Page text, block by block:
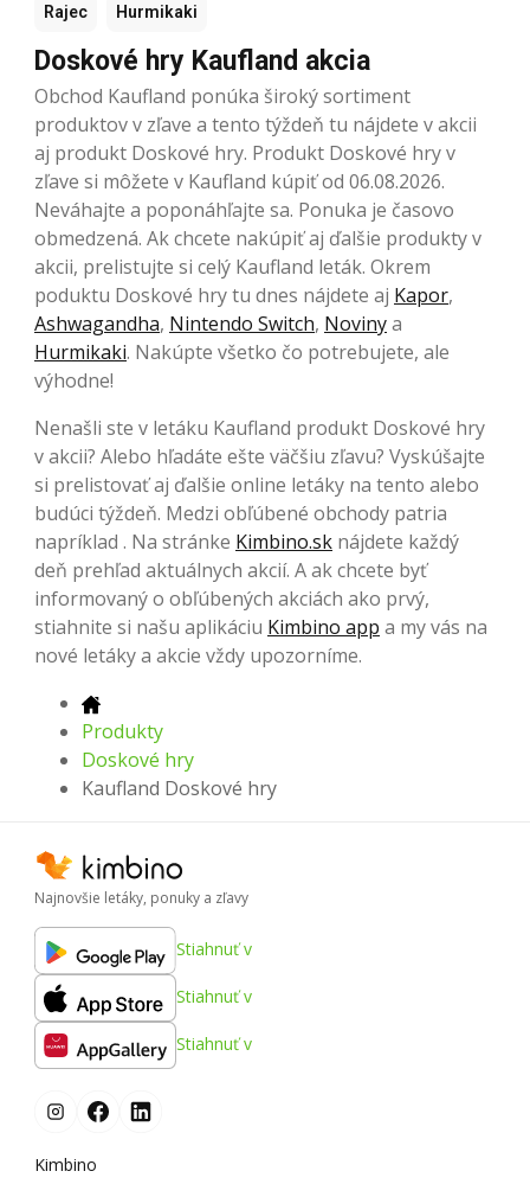
Rajec Hurmikaki
Doskové hry Kaufland akcia
Obchod Kaufland ponúka široký sortiment
produktov v zľave a tento týždeň tu nájdete v akcii
aj produkt Doskové hry. Produkt Doskové hry v
zľave si môžete v Kaufland kúpiť od 06.08.2026.
Neváhajte a poponáhľajte sa. Ponuka je časovo
obmedzená. Ak chcete nakúpiť aj ďalšie produkty v
akcii, prelistujte si celý Kaufland leták. Okrem
poduktu Doskové hry tu dnes nájdete aj Kapor,
Ashwagandha, Nintendo Switch, Novinya
Hurmikaki. Nakúpte všetko čo potrebujete, ale
výhodne!
Nenašli ste v letáku Kaufland produkt Doskové hry
v akcii? Alebo hľadáte ešte väčšiu zľavu? Vyskúšajte
si prelistovať aj ďalšie online letáky na tento alebo
budúci týždeň. Medzi obľúbené obchody patria
napríklad . Na stránke Kimbino.sk nájdete každý
deň prehľad aktuálnych akcií. A ak chcete byť
informovaný o obľúbených akciách ako prvý,
stiahnite si našu aplikáciu Kimbino app a my vás na
nové letáky a akcie vždy upozorníme.
Produkty
Doskové hry
Kaufland Doskové hry
Najnovšie letáky, ponuky a zľavy
Stiahnuť v
Stiahnuť v
Stiahnuť v
Kimbino